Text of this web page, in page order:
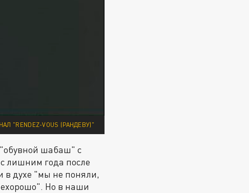
"RENDEZ-VOUS (РАНДЕВУ)"
шабаш" с
лишним года после
в духе "мы не поняли,
Но в наши